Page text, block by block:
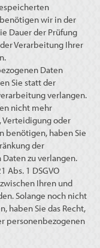
wir in der
Dauer der Prüfung
Verarbeitung Ihrer
Daten
Sie statt der
verlangen.
nicht mehr
Verteidigung oder
benötigen, haben Sie
der
zu verlangen.
Abs. 1 DSGVO
Ihren und
Solange noch nicht
haben Sie das Recht,
personenbezogenen